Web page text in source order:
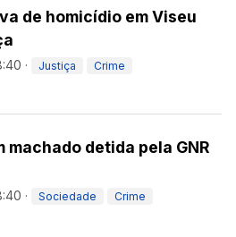
de homicídio em Viseu
· Justiça Crime
machado detida pela GNR
· Sociedade Crime